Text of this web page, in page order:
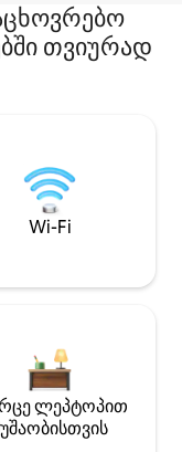
თვიურად
Wi-Fi
ლეპტოპით